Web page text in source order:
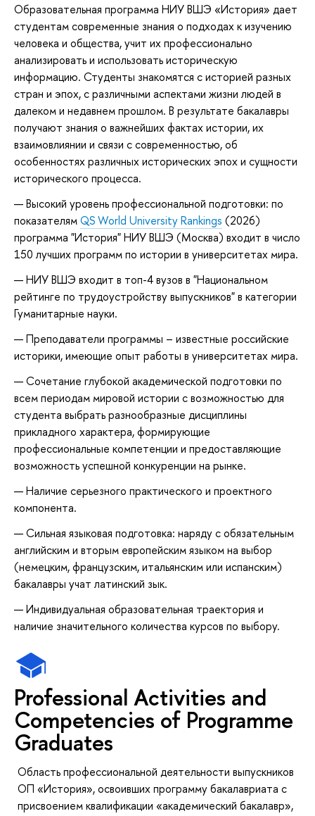
Образовательная программа НИУ ВШЭ «История» дает
студентам современные знания о подходах к изучению
человека и общества, учит их профессионально
анализировать и использовать историческую
информацию. Студенты знакомятся с историей разных
стран и эпох, с различными аспектами жизни людей в
далеком и недавнем прошлом. В результате бакалавры
получают знания о важнейших фактах истории, их
взаимовлиянии и связи с современностью, об
особенностях различных исторических эпох и сущности
исторического процесса.
Высокий уровень профессиональной подготовки: по
показателямQS World University Rankings (2026)
программа "История" НИУ ВШЭ (Москва) входит в число
150 лучших программ по истории в университетах мира.
НИУ ВШЭ входит в топ-4 вузов в "Национальном
рейтинге по трудоустройству выпускников" в категории
Гуманитарные науки.
Преподаватели программы – известные российские
историки, имеющие опыт работы в университетах мира.
Сочетание глубокой академической подготовки по
всем периодам мировой истории с возможностью для
студента выбрать разнообразные дисциплины
прикладного характера, формирующие
профессиональные компетенции и предоставляющие
возможность успешной конкуренции на рынке.
Наличие серьезного практического и проектного
компонента.
Сильная языковая подготовка: наряду с обязательным
английским и вторым европейским языком на выбор
(немецким, французским, итальянским или испанским)
бакалавры учат латинский зык.
Индивидуальная образовательная траектория и
наличие значительного количества курсов по выбору.
Professional Activities and
Competencies of Programme
Graduates
Область профессиональной деятельности выпускников
ОП «История», освоивших программу бакалавриата с
присвоением квалификации «академический бакалавр»,